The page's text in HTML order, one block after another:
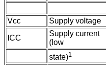
Vcc
Supply voltage
ICC
Supply current
(low
state)1